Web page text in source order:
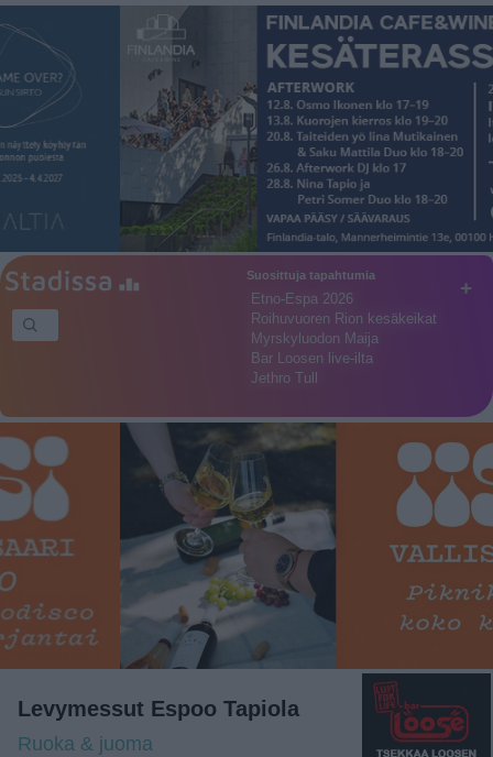
+
Suosittuja tapahtumia
Etno-Espa 2026
Roihuvuoren Rion kesäkeikat
Myrskyluodon Maija
Bar Loosen live-ilta
Jethro Tull
Levymessut Espoo Tapiola
Ruoka & juoma